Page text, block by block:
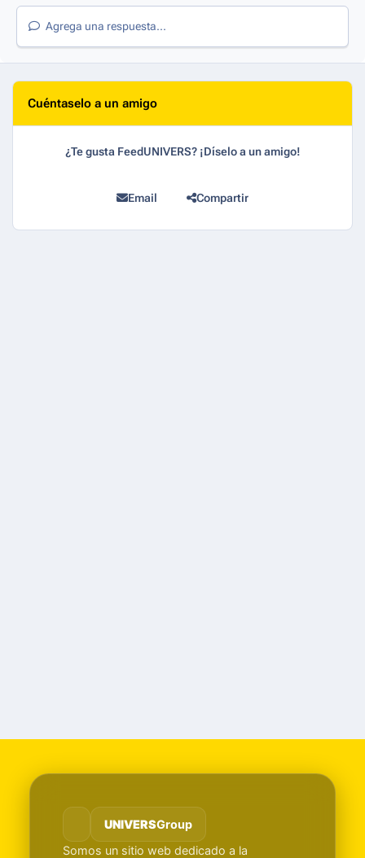
Agrega una respuesta...
Cuéntaselo a un amigo
¿Te gusta FeedUNIVERS? ¡Díselo a un amigo!
Email Compartir
UNIVERSGroup
Somos un sitio web dedicado a la